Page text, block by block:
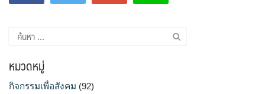
ค้นหา
สำหรับ:
หมวดหมู่
กิจกรรมเพื่อสังคม (92)